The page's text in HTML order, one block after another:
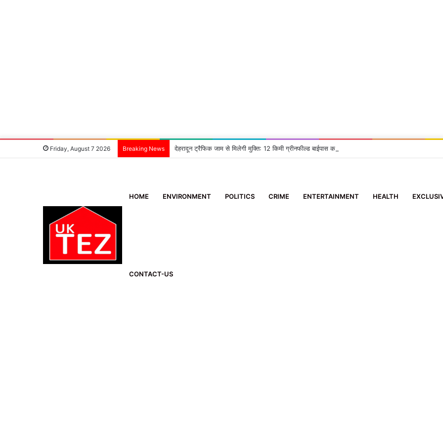
Friday, August 7 2026 Breaking News देहरादून ट्रैफिक जाम से मिलेगी मुक्ति: 12 किमी ग्रीनफील्ड बाईपास का DM ने किया निरीक्षण, दिए सख्त निर्देश
HOME ENVIRONMENT POLITICS CRIME ENTERTAINMENT HEALTH
CONTACT-US